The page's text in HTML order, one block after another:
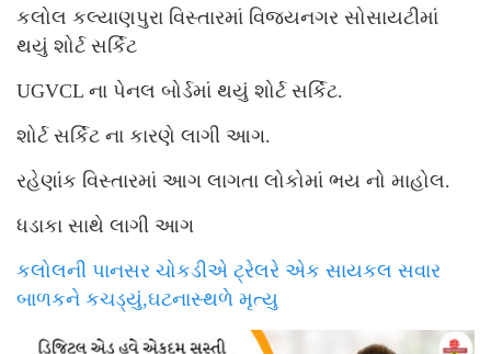
કલોલ કલ્યાણપુરા વિસ્તારમાં વિજયનગર સોસાયટીમાં
થયું શોર્ટ સર્કિટ
UGVCL ના પેનલ બોર્ડમાં થયું શોર્ટ સર્કિટ.
શોર્ટ સર્કિટ ના કારણે લાગી આગ.
રહેણાંક વિસ્તારમાં આગ લાગતા લોકોમાં ભય નો માહોલ.
ધડાકા સાથે લાગી આગ
કલોલની પાનસર ચોકડીએ ટ્રેલરે એક સાયકલ સવાર
બાળકને કચડ્યું,ઘટનાસ્થળે મૃત્યુ